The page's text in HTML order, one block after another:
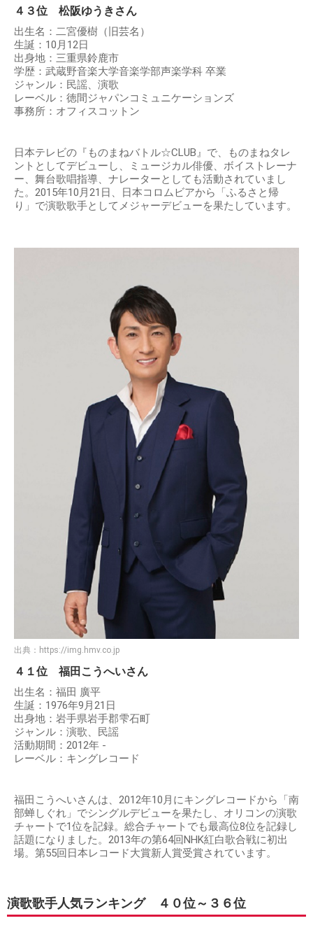
４３位 松阪ゆうきさん
出生名：二宮優樹（旧芸名）
生誕：10月12日
出身地：三重県鈴鹿市
学歴：武蔵野音楽大学音楽学部声楽学科 卒業
ジャンル：民謡、演歌
レーベル：徳間ジャパンコミュニケーションズ
事務所：オフィスコットン
日本テレビの『ものまねバトル☆CLUB』で、ものまねタレ
ントとしてデビューし、ミュージカル俳優、ボイストレーナ
ー、舞台歌唱指導、ナレーターとしても活動されていまし
た。2015年10月21日、日本コロムビアから「ふるさと帰
り」で演歌歌手としてメジャーデビューを果たしています。
出典： https://img.hmv.co.jp
４１位 福田こうへいさん
出生名：福田 廣平
生誕：1976年9月21日
出身地：岩手県岩手郡雫石町
ジャンル：演歌、民謡
活動期間：2012年 -
レーベル：キングレコード
福田こうへいさんは、2012年10月にキングレコードから「南
部蝉しぐれ」でシングルデビューを果たし、オリコンの演歌
チャートで1位を記録。総合チャートでも最高位8位を記録し
話題になりました。2013年の第64回NHK紅白歌合戦に初出
場。第55回日本レコード大賞新人賞受賞されています。
演歌歌手人気ランキング ４０位～３６位